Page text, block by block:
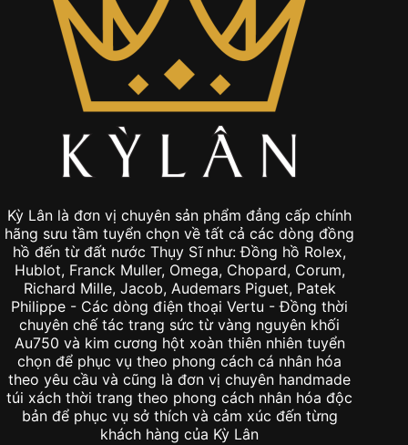
Kỳ Lân là đơn vị chuyên sản phẩm đẳng cấp chính
hãng sưu tầm tuyển chọn về tất cả các dòng đồng
hồ đến từ đất nước Thụy Sĩ như: Đồng hồ Rolex,
Hublot, Franck Muller, Omega, Chopard, Corum,
Richard Mille, Jacob, Audemars Piguet, Patek
Philippe - Các dòng điện thoại Vertu - Đồng thời
chuyên chế tác trang sức từ vàng nguyên khối
Au750 và kim cương hột xoàn thiên nhiên tuyển
chọn để phục vụ theo phong cách cá nhân hóa
theo yêu cầu và cũng là đơn vị chuyên handmade
túi xách thời trang theo phong cách nhân hóa độc
bản để phục vụ sở thích và cảm xúc đến từng
khách hàng của Kỳ Lân